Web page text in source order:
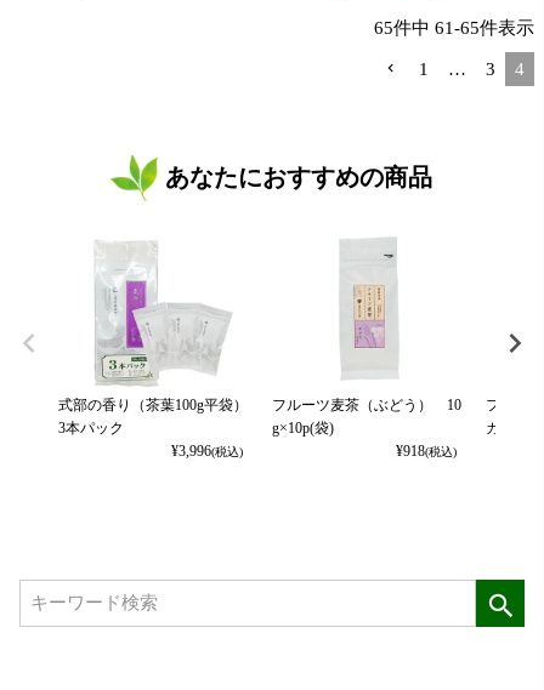
65件中 61-65件表示
1 … 3 4
あなたにおすすめの商品
式部の香り（茶葉100g平袋）
3本パック
¥3,996(税込)
フルーツ麦茶（ぶどう） 10
g×10p(袋)
¥918(税込)
フルー
カット